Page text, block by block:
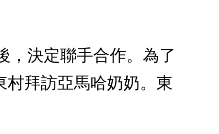
，決定聯手合作。為了
拜訪亞馬哈奶奶。東